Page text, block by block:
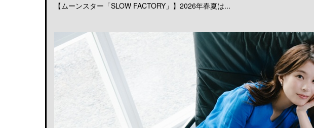
【ムーンスター「SLOW FACTORY」】2026年春夏は...